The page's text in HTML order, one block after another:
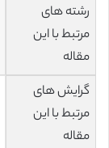
رشته های
مرتبط با این
مقاله
گرایش های
مرتبط با این
مقاله